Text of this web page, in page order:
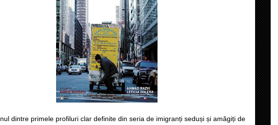
dintre primele profiluri clar definite din seria de imigranți seduși și amăgiți de